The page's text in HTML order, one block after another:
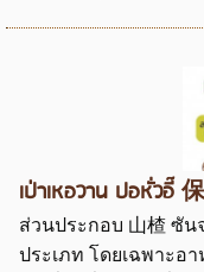
เป่าเหอวาน ปอหั่วอี๊
ส่วนประกอบ 山楂 ซั
ประเภท โดยเฉพาะอ